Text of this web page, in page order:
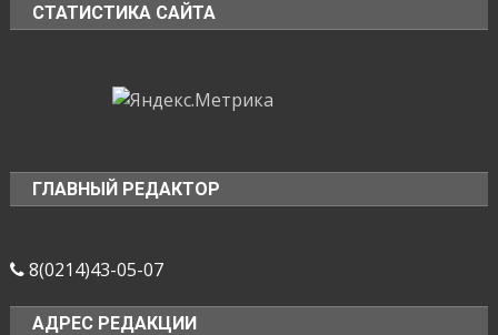
СТАТИСТИКА САЙТА
ГЛАВНЫЙ РЕДАКТОР
8(0214)43-05-07
АДРЕС РЕДАКЦИИ